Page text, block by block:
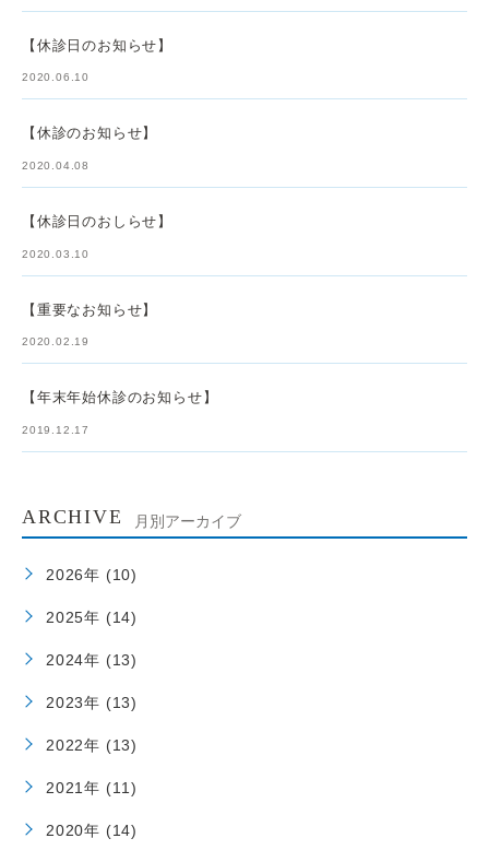
【休診日のお知らせ】
2020.06.10
【休診のお知らせ】
2020.04.08
【休診日のおしらせ】
2020.03.10
【重要なお知らせ】
2020.02.19
【年末年始休診のお知らせ】
2019.12.17
ARCHIVE 月別アーカイブ
2026年 (10)
2025年 (14)
2024年 (13)
2023年 (13)
2022年 (13)
2021年 (11)
2020年 (14)